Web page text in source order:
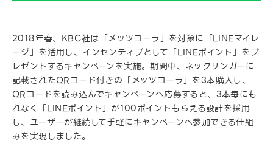
2018年春、KBC社は「メッツコーラ」を対象に「LINEマイレ
ージ」を活用し、インセンティブとして「LINEポイント」をプ
レゼントするキャンペーンを実施。期間中、ネックリンガーに
記載されたQRコード付きの「メッツコーラ」を3本購入し、
QRコードを読み込んでキャンペーンへ応募すると、3本毎にも
れなく「LINEポイント」が100ポイントもらえる設計を採用
し、ユーザーが継続して手軽にキャンペーンへ参加できる仕組
みを実現しました。